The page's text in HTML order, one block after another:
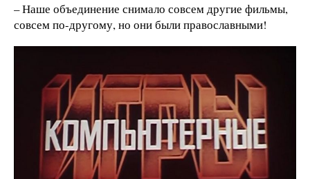
– Наше объединение снимало совсем другие фильмы,
совсем по-другому, но они были православными!